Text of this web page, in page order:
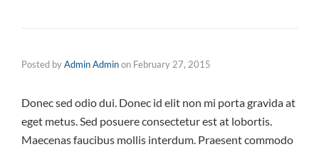
Posted byAdmin Adminon February 27, 2015
Donec sed odio dui. Donec id elit non mi porta gravida at
eget metus. Sed posuere consectetur est at lobortis.
Maecenas faucibus mollis interdum. Praesent commodo